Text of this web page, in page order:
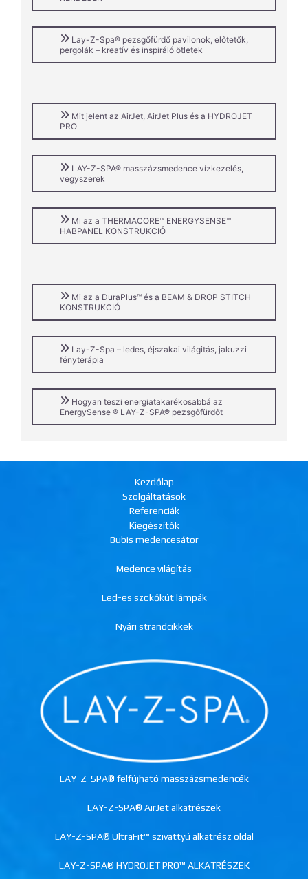
Lay-Z-Spa® pezsgőfürdő pavilonok, előtetők,
pergolák – kreatív és inspiráló ötletek
Mit jelent az AirJet, AirJet Plus és a HYDROJET
PRO
LAY-Z-SPA® masszázsmedence vízkezelés,
vegyszerek
Mi az a THERMACORE™ ENERGYSENSE™
HABPANEL KONSTRUKCIÓ
Mi az a DuraPlus™ és a BEAM & DROP STITCH
KONSTRUKCIÓ
Lay-Z-Spa – ledes, éjszakai világitás, jakuzzi
fényterápia
Hogyan teszi energiatakarékosabbá az
EnergySense ® LAY-Z-SPA® pezsgőfürdőt
Kezdőlap
Szolgáltatások
Referenciák
Kiegészítők
Bubis medencesátor
Medence világítás
Led-es szökőkút lámpák
Nyári strandcikkek
LAY-Z-SPA® felfújható masszázsmedencék
LAY-Z-SPA® AirJet alkatrészek
LAY-Z-SPA® UltraFit™ szivattyú alkatrész oldal
LAY-Z-SPA® HYDROJET PRO™ ALKATRÉSZEK